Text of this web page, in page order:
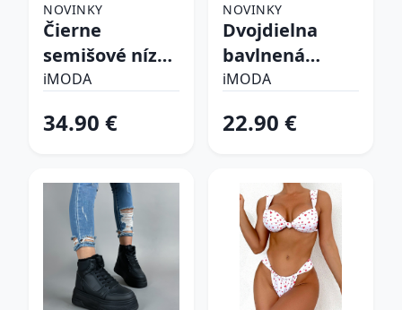
NOVINKY
Čierne
semišové nízke
čižmy
iMODA
34.90 €
NOVINKY
Dvojdielna
bavlnená
súprava
iMODA
22.90 €